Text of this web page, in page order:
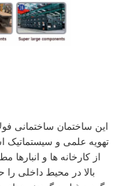
این ساختمان ساختمانی
تهویه علمی و سیستماتیک
از کارخانه ها و
بالا در محیط داخلی